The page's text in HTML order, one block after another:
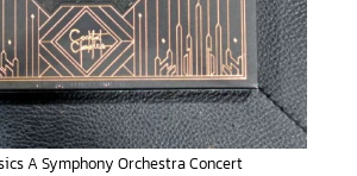
A Symphony Orchestra Concert